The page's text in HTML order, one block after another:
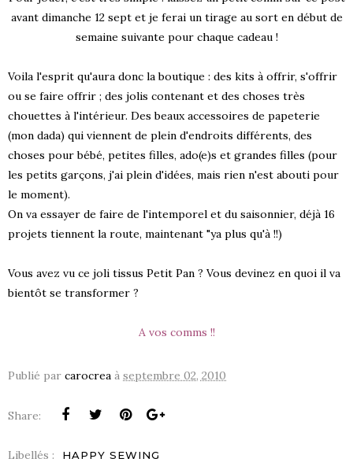
avant dimanche 12 sept et je ferai un tirage au sort en début de
semaine suivante pour chaque cadeau !
Voila l'esprit qu'aura donc la boutique : des kits à offrir, s'offrir
ou se faire offrir ; des jolis contenant et des choses très
chouettes à l'intérieur. Des beaux accessoires de papeterie
(mon dada) qui viennent de plein d'endroits différents, des
choses pour bébé, petites filles, ado(e)s et grandes filles (pour
les petits garçons, j'ai plein d'idées, mais rien n'est abouti pour
le moment).
On va essayer de faire de l'intemporel et du saisonnier, déjà 16
projets tiennent la route, maintenant "ya plus qu'à !!)
Vous avez vu ce joli tissus Petit Pan ? Vous devinez en quoi il va
bientôt se transformer ?
A vos comms !!
Publié par carocrea à septembre 02, 2010
Share:
Libellés : HAPPY SEWING